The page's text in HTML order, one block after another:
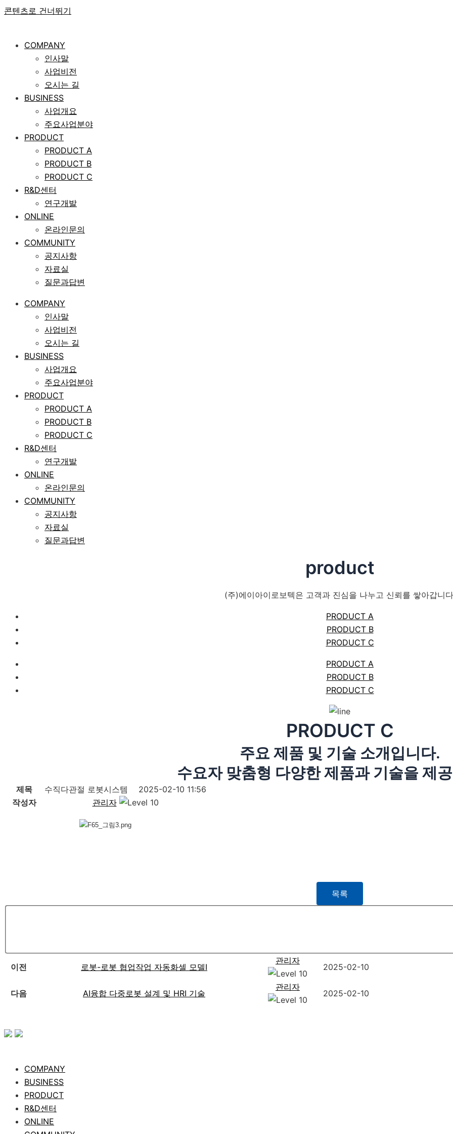
콘텐츠로 건너뛰기
COMPANY
인사말
사업비전
오시는 길
BUSINESS
사업개요
주요사업분야
PRODUCT
PRODUCT A
PRODUCT B
PRODUCT C
R&D센터
연구개발
ONLINE
온라인문의
COMMUNITY
공지사항
자료실
질문과답변
COMPANY
인사말
사업비전
오시는 길
BUSINESS
사업개요
주요사업분야
PRODUCT
PRODUCT A
PRODUCT B
PRODUCT C
R&D센터
연구개발
ONLINE
온라인문의
COMMUNITY
공지사항
자료실
질문과답변
product
(주)에이아이로보텍은 고객과 진심을 나누고 신뢰를 쌓아갑니
PRODUCT A
PRODUCT B
PRODUCT C
PRODUCT A
PRODUCT B
PRODUCT C
PRODUCT C
주요 제품 및 기술 소개입니다.
수요자 맞춤형 다양한 제품과 기술을 제
제목 수직다관절 로봇시스템
2025-02-10 11:56
작성자
관리자
목록
이전 로봇-로봇 협업작업 자동화셀 모델I
관리자
2025-02-10
다음 AI융합 다중로봇 설계 및 HRI 기술
관리자
2025-02-10
COMPANY
BUSINESS
PRODUCT
R&D센터
ONLINE